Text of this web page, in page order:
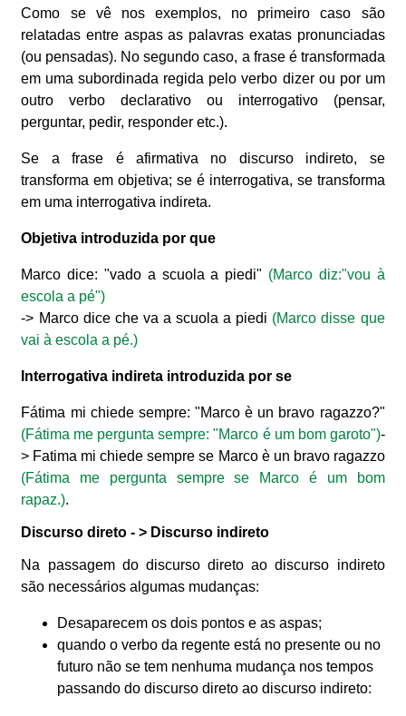
Como se vê nos exemplos, no primeiro caso são
relatadas entre aspas as palavras exatas pronunciadas
(ou pensadas). No segundo caso, a frase é transformada
em uma subordinada regida pelo verbo dizer ou por um
outro verbo declarativo ou interrogativo (pensar,
perguntar, pedir, responder etc.).
Se a frase é afirmativa no discurso indireto, se
transforma em objetiva; se é interrogativa, se transforma
em uma interrogativa indireta.
Objetiva introduzida por que
Marco dice: "vado a scuola a piedi" (Marco diz:"vou à
escola a pé")
-> Marco dice che va a scuola a piedi (Marco disse que
vai à escola a pé.)
Interrogativa indireta introduzida por se
Fátima mi chiede sempre: "Marco è un bravo ragazzo?"
(Fátima me pergunta sempre: "Marco é um bom garoto")-
> Fatima mi chiede sempre se Marco è un bravo ragazzo
(Fátima me pergunta sempre se Marco é um bom
rapaz.).
Discurso direto - > Discurso indireto
Na passagem do discurso direto ao discurso indireto
são necessários algumas mudanças:
Desaparecem os dois pontos e as aspas;
quando o verbo da regente está no presente ou no
futuro não se tem nenhuma mudança nos tempos
passando do discurso direto ao discurso indireto: